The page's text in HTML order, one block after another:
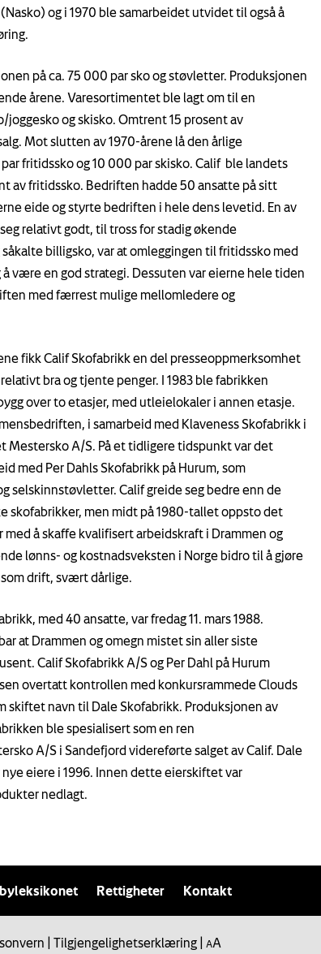
og i 1970 ble samarbeidet utvidet til også å
på ca. 75 000 par sko og støvletter. Produksjonen
årene. Varesortimentet ble lagt om til en
joggesko og skisko. Omtrent 15 prosent av
Mot slutten av 1970-årene lå den årlige
fritidssko og 10 000 par skisko. Calif ble landets
av fritidssko. Bedriften hadde 50 ansatte på sitt
eide og styrte bedriften i hele dens levetid. En av
relativt godt, til tross for stadig økende
billigsko, var at omleggingen til fritidssko med
være en god strategi. Dessuten var eierne hele tiden
med færrest mulige mellomledere og
fikk Calif Skofabrikk en del presseoppmerksomhet
bra og tjente penger. I 1983 ble fabrikken
over to etasjer, med utleielokaler i annen etasje.
i samarbeid med Klaveness Skofabrikk i
Mestersko A/S. På et tidligere tidspunkt var det
med Per Dahls Skofabrikk på Hurum, som
selskinnstøvletter. Calif greide seg bedre enn de
skofabrikker, men midt på 1980-tallet oppsto det
å skaffe kvalifisert arbeidskraft i Drammen og
lønns- og kostnadsveksten i Norge bidro til å gjøre
drift, svært dårlige.
med 40 ansatte, var fredag 11. mars 1988.
at Drammen og omegn mistet sin aller siste
Calif Skofabrikk A/S og Per Dahl på Hurum
overtatt kontrollen med konkursrammede Clouds
skiftet navn til Dale Skofabrikk. Produksjonen av
ble spesialisert som en ren
A/S i Sandefjord videreførte salget av Calif. Dale
eiere i 1996. Innen dette eierskiftet var
nedlagt.
Rettigheter Kontakt
Tilgjengelighetserklæring AA